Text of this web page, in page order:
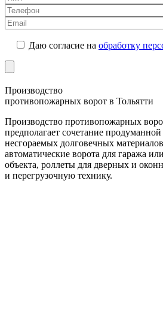
Даю согласие на обработку
Производство
противопожарных ворот в Тольятти
Производство противопожарных
предполагает сочетание
несгораемых долговечных
автоматические ворота для гаража
объекта, роллеты для дверных и
и перегрузочную технику.